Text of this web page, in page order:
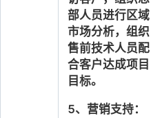
部人员进行区域
市场分析，组织
售前技术人员配
合客户达成项目
目标。
5、 营销支持：